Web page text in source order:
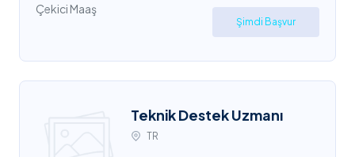
Çekici Maaş
Şimdi Başvur
Teknik Destek Uzmanı
TR